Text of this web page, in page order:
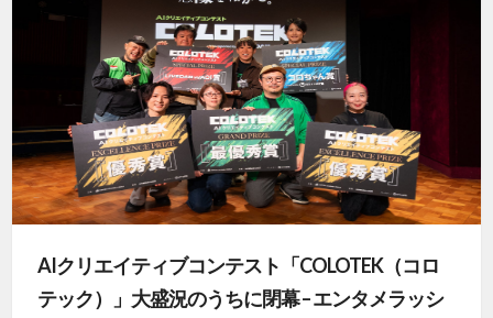
AIクリエイティブコンテスト「COLOTEK（コロ
テック）」大盛況のうちに閉幕 – エンタメラッシ